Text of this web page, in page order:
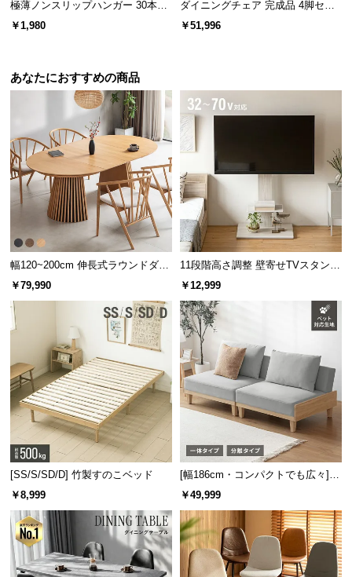
返
品・
ン
に
つ
い
て
証
に
つ
い
員
規
約
に
つ
い
お
デスクワークや車の運転時まで様々なシーンに対
応。椅子だけではなく床の上でフロアクッションと
しても活躍します。
通気性に優れたメッシュカバー
カバーには通気性に優れたメッシュ生地を使用。熱
がこもりにくく、蒸れなどの不快感を防ぎます。
極薄ノンスリップハンガー 30本セ
ット
￥1,980
ダイニングチェア 完成品 4脚セッ
ト
￥51,996
あなたにおすすめの商品
幅120~200cm 伸長式ラウンドダイ
ニングテーブル 6人掛け 天然木突
￥79,990
11段階高さ調整 壁寄せTVスタンド
キャスター付き 上下左右角度調節
￥12,999
[SS/S/SD/D] 竹製すのこベッド
￥8,999
[幅186cm・コンパクトでも広々] 3
人掛けソファベッド リクライニン
￥49,999